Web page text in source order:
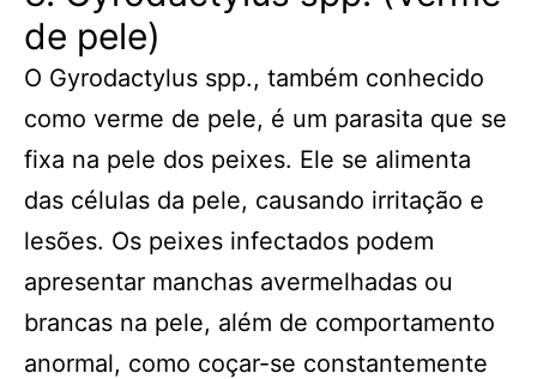
de pele)
O Gyrodactylus spp., também conhecido
como verme de pele, é um parasita que se
fixa na pele dos peixes. Ele se alimenta
das células da pele, causando irritação e
lesões. Os peixes infectados podem
apresentar manchas avermelhadas ou
brancas na pele, além de comportamento
anormal, como coçar-se constantemente